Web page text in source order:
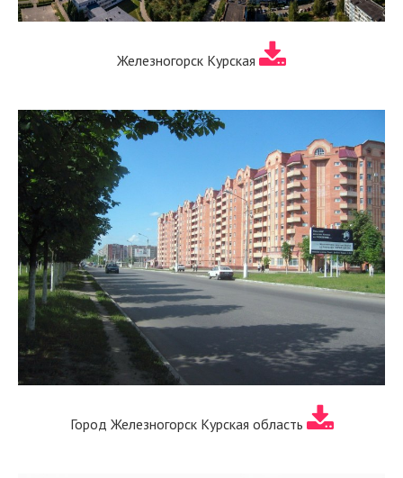
Железногорск Курская
Город Железногорск Курская область